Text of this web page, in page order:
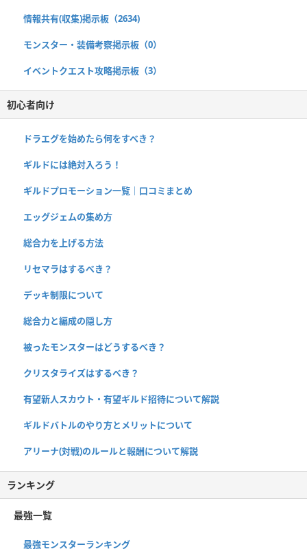
情報共有(収集)掲示板（2634)
モンスター・装備考察掲示板（0）
イベントクエスト攻略掲示板（3）
初心者向け
ドラエグを始めたら何をすべき？
ギルドには絶対入ろう！
ギルドプロモーション一覧｜口コミまとめ
エッグジェムの集め方
総合力を上げる方法
リセマラはするべき？
デッキ制限について
総合力と編成の隠し方
被ったモンスターはどうするべき？
クリスタライズはするべき？
有望新人スカウト・有望ギルド招待について解説
ギルドバトルのやり方とメリットについて
アリーナ(対戦)のルールと報酬について解説
ランキング
最強一覧
最強モンスターランキング